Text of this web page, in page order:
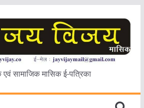
एवं सामाजिक मासिक ई-पत्रिका